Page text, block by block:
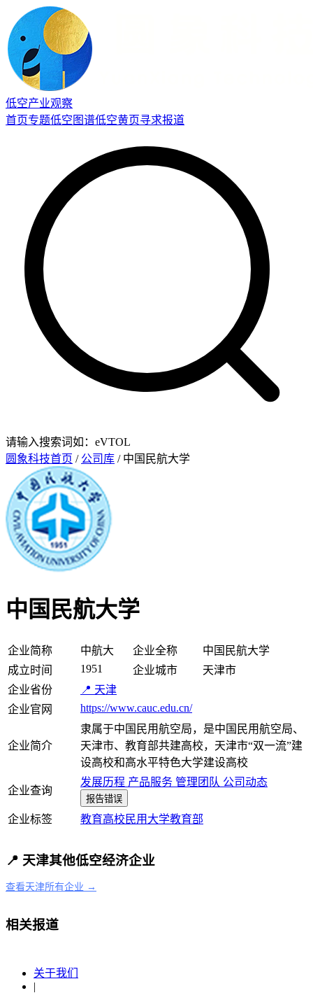
低空产业观察
首页专题低空图谱低空黄页寻求报道
请输入搜索词如：eVTOL
圆象科技首页 / 公司库 / 中国民航大学
中国民航大学
企业简称 中航大 企业全称
中国民航大学
成立时间
1951 企业城市
天津市
企业省份
📍 天津
企业官网
https://www.cauc.edu.cn/
企业简介
隶属于中国民用航空局，是中国民用航空局、
天津市、教育部共建高校，天津市“双一流”建
设高校和高水平特色大学建设高校
企业查询
发展历程 产品服务 管理团队 公司动态
报告错误
企业标签 教育高校民用 大学教育部
📍 天津其他低空经济企业
查看天津所有企业 →
相关报道
关于我们
|